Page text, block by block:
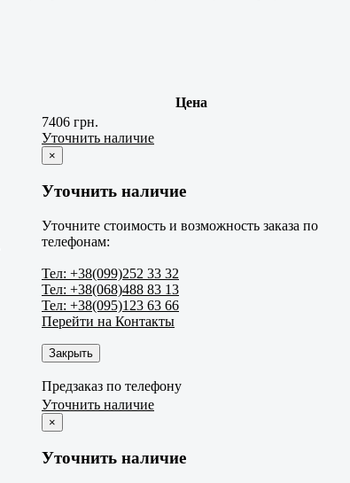
Цена
7406 грн.
Уточнить наличие
×
Уточнить наличие
Уточните стоимость и возможность заказа по
телефонам:
Тел: +38(099)252 33 32
Тел: +38(068)488 83 13
Тел: +38(095)123 63 66
Перейти на Контакты
Закрыть
Предзаказ по телефону
Уточнить наличие
×
Уточнить наличие